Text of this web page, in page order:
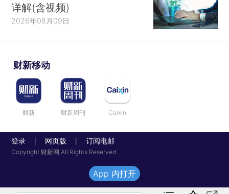
详解(含视频)
2026年08月09日
财新移动
财新 财新周刊 Caixin
登录 网页版 订阅电邮
Copyright 财新网 All Rights Reserved
App 内打开